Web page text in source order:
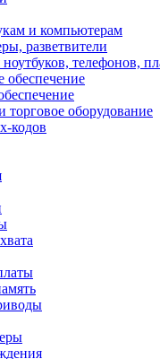
и компьютерам
разветвители
телефонов,
торговое оборудование
кодов